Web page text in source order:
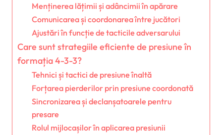
Menținerea lățimii și adâncimii în apărare
Comunicarea și coordonarea între jucători
Ajustări în funcție de tacticile adversarului
Care sunt strategiile eficiente de presiune în
formația 4-3-3?
Tehnici și tactici de presiune înaltă
Forțarea pierderilor prin presiune coordonată
Sincronizarea și declanșatoarele pentru
presare
Rolul mijlocașilor în aplicarea presiunii